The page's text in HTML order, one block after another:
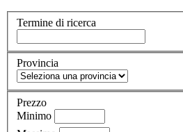
Termine di ricerca
Provincia
Prezzo
Minimo